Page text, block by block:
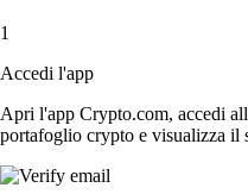
1
Accedi l'app
Apri l'app Crypto.com, accedi
portafoglio crypto e visualizza il